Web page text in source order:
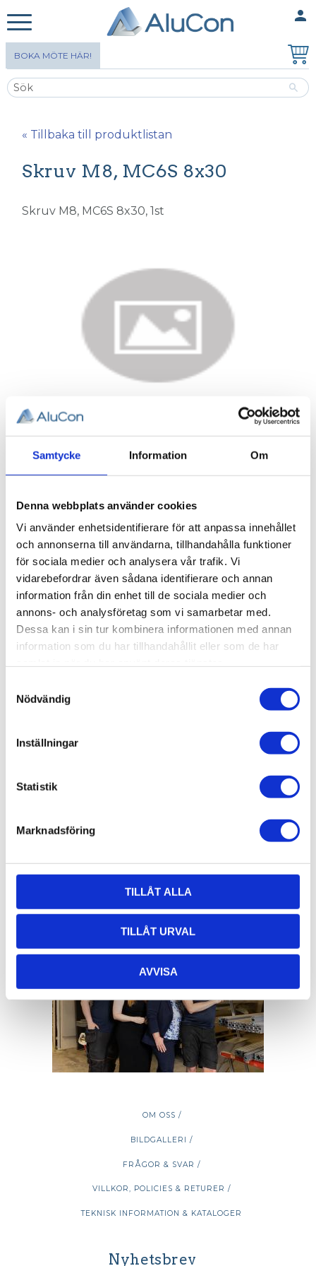
Samtycke Information Om
Denna webbplats använder cookies
Vi använder enhetsidentifierare för att anpassa innehållet
och annonserna till användarna, tillhandahålla funktioner
för sociala medier och analysera vår trafik. Vi
vidarebefordrar även sådana identifierare och annan
information från din enhet till de sociala medier och
annons- och analysföretag som vi samarbetar med.
Dessa kan i sin tur kombinera informationen med annan
information som du har tillhandahållit eller som de har
Nödvändig
Inställningar
Statistik
Marknadsföring
TILLÅT ALLA
TILLÅT URVAL
AVVISA
person
BOKA MÖTE HÄR!
« Tillbaka till produktlistan
Skruv M8, MC6S 8x30
Skruv M8, MC6S 8x30, 1st
Antal
st
KÖP
Lagerstatus
Lagervara
Artikelnr
098-076
Vikt
0,001 kg
Email:info@alucon.se
Tele:031-267732
OM OSS /
BILDGALLERI /
FRÅGOR & SVAR /
VILLKOR, POLICIES & RETURER /
TEKNISK INFORMATION & KATALOGER
Nyhetsbrev